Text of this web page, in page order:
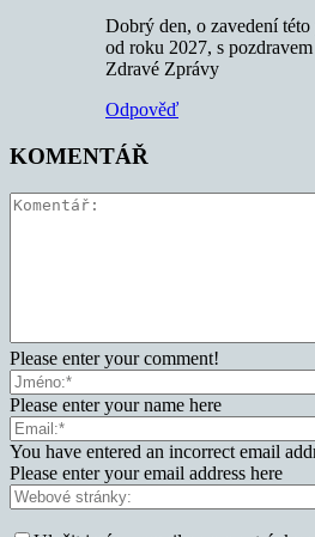
Dobrý den, o zavedení
od roku 2027, s
Zdravé Zprávy
Odpověď
KOMENTÁŘ
Please enter your comment!
Please enter your name here
You have entered an incorrect email
Please enter your email address here